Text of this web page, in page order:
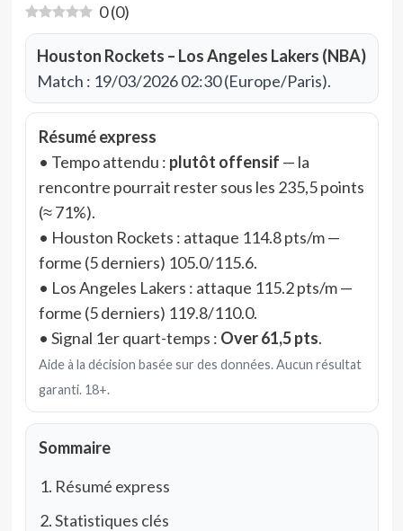
0(0)
Houston Rockets – Los Angeles Lakers (NBA)
Match : 19/03/2026 02:30 (Europe/Paris).
Résumé express
• Tempo attendu : plutôt offensif — la
rencontre pourrait rester sous les 235,5 points
(≈ 71%).
• Houston Rockets : attaque 114.8 pts/m —
forme (5 derniers) 105.0/115.6.
• Los Angeles Lakers : attaque 115.2 pts/m —
forme (5 derniers) 119.8/110.0.
• Signal 1er quart-temps : Over 61,5 pts.
Aide à la décision basée sur des données. Aucun résultat
garanti. 18+.
Sommaire
Résumé express
Statistiques clés